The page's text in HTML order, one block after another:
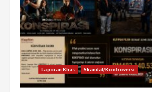
Laporan Khas Skandal/Kontroversi